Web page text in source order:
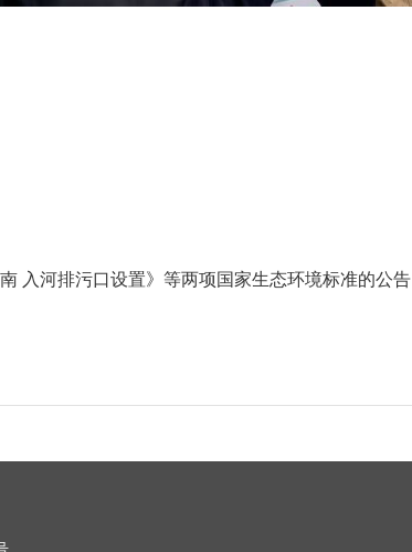
入河排污口设置》等两项国家生态环境标准的公告